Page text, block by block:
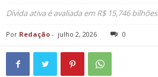
Dívida ativa é avaliada em R$ 15,746 bilhões
Por Redação - julho 2, 2026 0